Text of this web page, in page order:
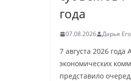
года
07.08.2026 Дарья
7 августа 2026 года
экономических
представило